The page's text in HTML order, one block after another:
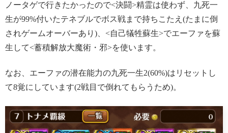
ノータゲで行きたかったので<決闘>精霊は使わず、九死一
生が99%付いたテネブルでボス戦まで持ちこたえ(たまに倒
されゲームオーバーあり)、<自己犠牲蘇生>でエーファを蘇
生して<蓄積解放大魔術・邪>を使います。
なお、エーファの潜在能力の九死一生2(60%)はリセットし
て8覚にしています(2戦目で倒れてもらうため)。